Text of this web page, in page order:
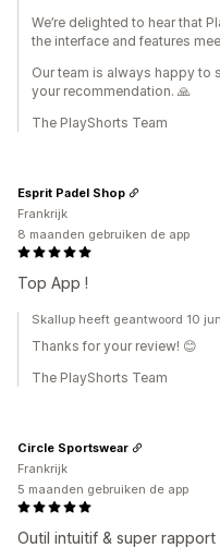
We’re delighted to hear that
the interface and features
Our team is always happy to
your recommendation. 🙏
The PlayShorts Team
Top App !
Esprit Padel Shop
Frankrijk
8 maanden gebruiken de app
Skallup heeft geantwoord 10
Thanks for your review! 😊
The PlayShorts Team
Outil intuitif & super
Circle Sportswear
Frankrijk
5 maanden gebruiken de app